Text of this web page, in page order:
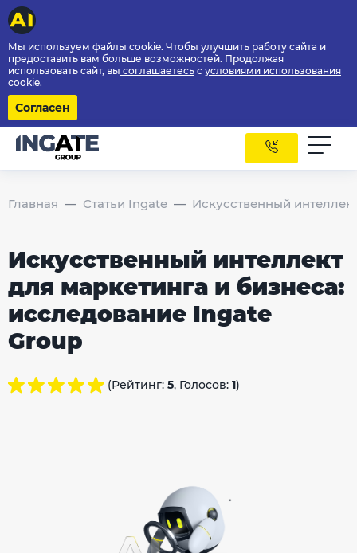
Мы используем файлы cookie. Чтобы улучшить работу сайта и
предоставить вам больше возможностей. Продолжая
использовать сайт, вы соглашаетесь с условиями использования
cookie.
Согласен
Главная Статьи Ingate Искусственный
Искусственный интеллект
для маркетинга и бизнеса:
исследование Ingate
Group
(Рейтинг: 5, Голосов: 1)